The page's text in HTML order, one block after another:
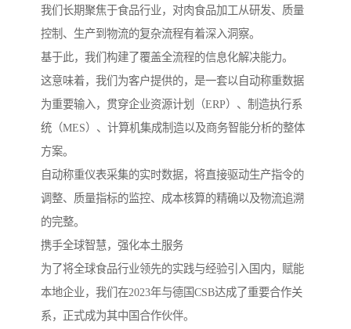
我们长期聚焦于食品行业，对肉食品加工从研发、质量
控制、生产到物流的复杂流程有着深入洞察。
基于此，我们构建了覆盖全流程的信息化解决能力。
这意味着，我们为客户提供的，是一套以自动称重数据
为重要输入，贯穿企业资源计划（ERP）、制造执行系
统（MES）、计算机集成制造以及商务智能分析的整体
方案。
自动称重仪表采集的实时数据，将直接驱动生产指令的
调整、质量指标的监控、成本核算的精确以及物流追溯
的完整。
携手全球智慧，强化本土服务
为了将全球食品行业领先的实践与经验引入国内，赋能
本地企业，我们在2023年与德国CSB达成了重要合作关
系，正式成为其中国合作伙伴。